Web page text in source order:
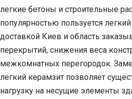
легкие бетоны и строительные
популярностью пользуется
доставкой Киев и область
перекрытий, снижения веса
межкомнатных перегородок.
легкий керамзит позволяет
нагрузку на несущие элементы